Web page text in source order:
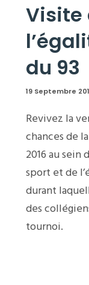
Visite
du 93
19 Septembre
Revivez la
chances de
2016 au sein
sport et de
durant
des
tournoi.